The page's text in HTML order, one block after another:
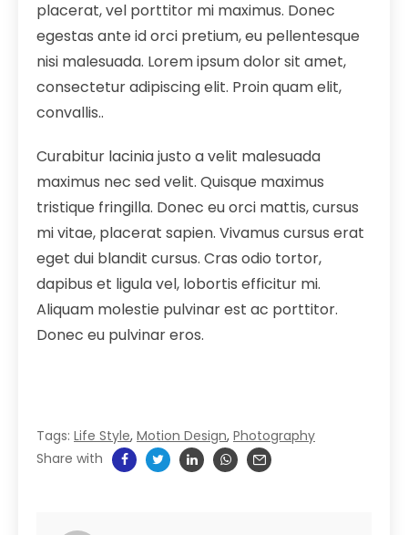
placerat, vel porttitor mi maximus. Donec
egestas ante id orci pretium, eu pellentesque
nisi malesuada. Lorem ipsum dolor sit amet,
consectetur adipiscing elit. Proin quam elit,
convallis..
Curabitur lacinia justo a velit malesuada
maximus nec sed velit. Quisque maximus
tristique fringilla. Donec eu orci mattis, cursus
mi vitae, placerat sapien. Vivamus cursus erat
eget dui blandit cursus. Cras odio tortor,
dapibus et ligula vel, lobortis efficitur mi.
Aliquam molestie pulvinar est ac porttitor.
Donec eu pulvinar eros.
Tags: Life Style, Motion Design, Photography
Share with